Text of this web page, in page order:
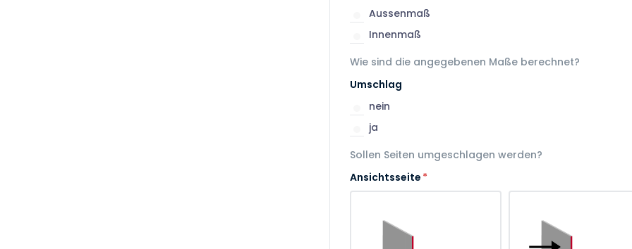
Aussenmaß
Innenmaß
Wie sind die angegebenen Maße berechnet?
Umschlag
nein
ja
Sollen Seiten umgeschlagen werden?
Ansichtsseite *